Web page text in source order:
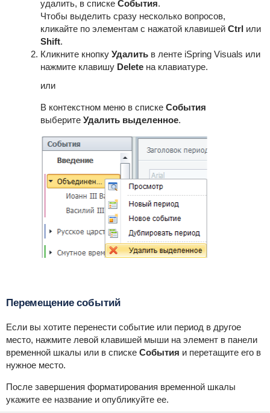
удалить, в списке События.
Чтобы выделить сразу несколько вопросов,
кликайте по элементам с нажатой клавишей Ctrlили
Shift.
Кликните кнопку Удалитьв ленте iSpring Visuals или
нажмите клавишу Deleteна клавиатуре.
или
В контекстном меню в списке События
выберите Удалить выделенное.
Перемещение событий
Если вы хотите перенести событие или период в другое
место, нажмите левой клавишей мыши на элемент в панели
временной шкалы или в списке События и перетащите его в
нужное место.
После завершения форматирования временной шкалы
укажите ее название и опубликуйте ее.